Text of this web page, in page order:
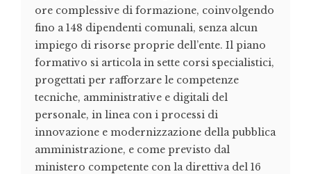
ore complessive di formazione, coinvolgendo
fino a 148 dipendenti comunali, senza alcun
impiego di risorse proprie dell’ente. Il piano
formativo si articola in sette corsi specialistici,
progettati per rafforzare le competenze
tecniche, amministrative e digitali del
personale, in linea con i processi di
innovazione e modernizzazione della pubblica
amministrazione, e come previsto dal
ministero competente con la direttiva del 16